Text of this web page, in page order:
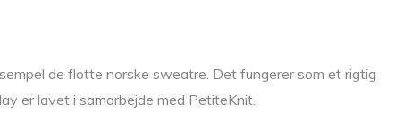
de flotte norske sweatre. Det fungerer som et rigtig
er lavet i samarbejde med PetiteKnit.